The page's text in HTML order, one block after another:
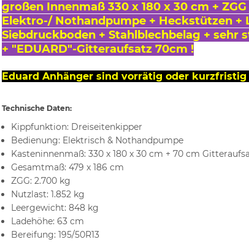
großen Innenmaß 330 x 180 x 30 cm +
Elektro-/ Nothandpumpe + Heckstützen +
Siebdruckboden + Stahlblechbelag + sehr
+ "EDUARD"-Gitteraufsatz 70cm !
Eduard Anhänger sind vorrätig oder kurzfristig
Technische Daten:
Kippfunktion: Dreiseitenkipper
Bedienung: Elektrisch & Nothandpumpe
Kasteninnenmaß: 330 x 180 x 30 cm + 70 cm
Gesamtmaß: 479 x 186 cm
ZGG: 2.700 kg
Nutzlast: 1.852 kg
Leergewicht: 848 kg
Ladehöhe: 63 cm
Bereifung: 195/50R13